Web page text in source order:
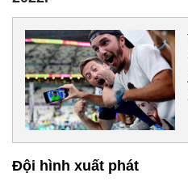
Đội hình xuất phát